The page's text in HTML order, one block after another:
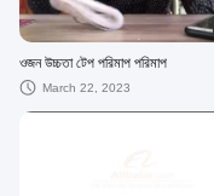
ওজন উচ্চতা টেপ পরিমাপ পরিমাপ
March 22, 2023